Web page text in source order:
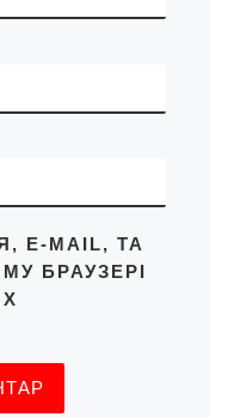
E-MAIL, ТА
БРАУЗЕРІ